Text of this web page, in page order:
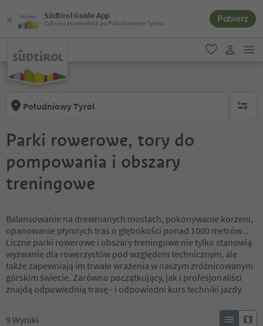
Südtirol Guide App
Cyfrowy przewodnik po Południowym Tyrolu Pobierz
ulubione
Południowy Tyrol brak
Parki rowerowe, tory do
pompowania i obszary
treningowe
Balansowanie na drewnianych mostach, pokonywanie korzeni,
opanowanie płynnych tras o głębokości ponad 1000 metrów...
Liczne parki rowerowe i obszary treningowe nie tylko stanowią
wyzwanie dla rowerzystów pod względem technicznym, ale
także zapewniają im trwałe wrażenia w naszym zróżnicowanym
górskim świecie. Zarówno początkujący, jak i profesjonaliści
znajdą odpowiednią trasę - i odpowiedni kurs techniki jazdy.
9 Wyniki